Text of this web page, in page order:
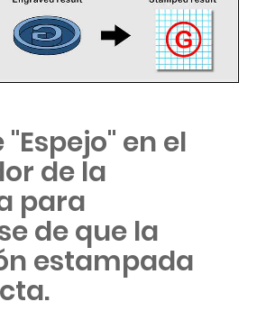
en el
de la
para
de que la
estampada